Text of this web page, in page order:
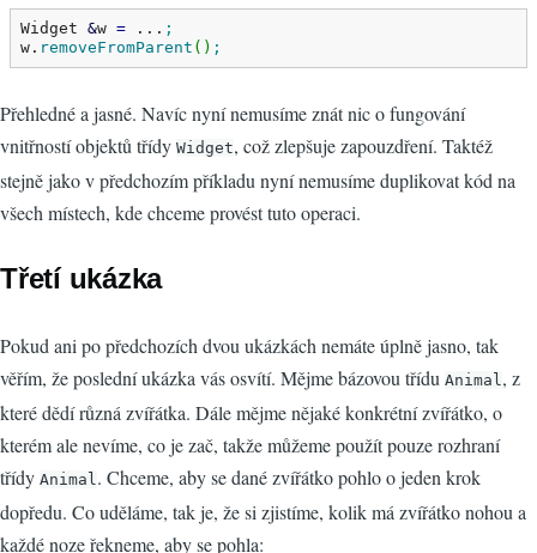
Widget &w = ... ;
w. removeFromParent ( ) ;
Přehledné a jasné. Navíc nyní nemusíme znát nic o fungování
vnitřností objektů třídy Widget, což zlepšuje zapouzdření. Taktéž
stejně jako v předchozím příkladu nyní nemusíme duplikovat kód na
všech místech, kde chceme provést tuto operaci.
Třetí ukázka
Pokud ani po předchozích dvou ukázkách nemáte úplně jasno, tak
věřím, že poslední ukázka vás osvítí. Mějme bázovou třídu Animal, z
které dědí různá zvířátka. Dále mějme nějaké konkrétní zvířátko, o
kterém ale nevíme, co je zač, takže můžeme použít pouze rozhraní
třídy Animal. Chceme, aby se dané zvířátko pohlo o jeden krok
dopředu. Co uděláme, tak je, že si zjistíme, kolik má zvířátko nohou a
každé noze řekneme, aby se pohla: